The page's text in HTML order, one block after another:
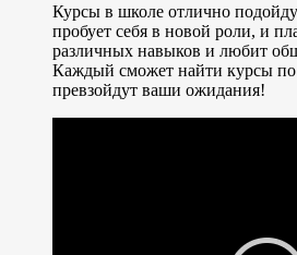
Курсы в школе отлично
пробует себя в новой роли, и
различных навыков и любит
Каждый сможет найти курсы
превзойдут ваши ожидания!